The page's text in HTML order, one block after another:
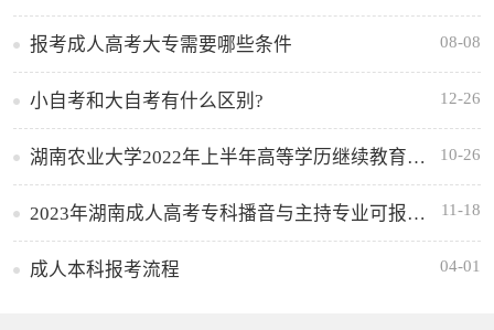
报考成人高考大专需要哪些条件 08-08
小自考和大自考有什么区别? 12-26
湖南农业大学2022年上半年高等学历继续教育学士学位外语水平考试的通知 10-26
2023年湖南成人高考专科播音与主持专业可报考哪些大学 11-18
成人本科报考流程 04-01